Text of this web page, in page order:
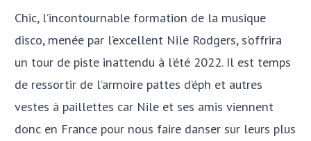
Chic, l’incontournable formation de la musique
disco, menée par l’excellent Nile Rodgers, s’offrira
un tour de piste inattendu à l’été 2022. Il est temps
de ressortir de l’armoire pattes d’éph et autres
vestes à paillettes car Nile et ses amis viennent
donc en France pour nous faire danser sur leurs plus